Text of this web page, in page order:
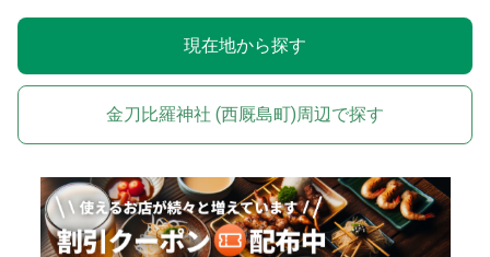
現在地から探す
金刀比羅神社 (西厩島町)周辺で探す